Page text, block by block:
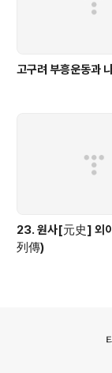
고구려 부흥운동과
23. 원사[元史] 외
列傳)